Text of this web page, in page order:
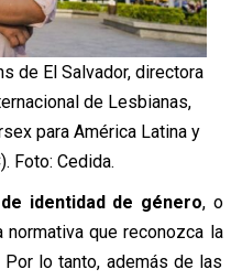
de El Salvador, directora
de Lesbianas,
para América Latina y
Foto: Cedida.
identidad de género, o
normativa que reconozca la
lo tanto, además de las